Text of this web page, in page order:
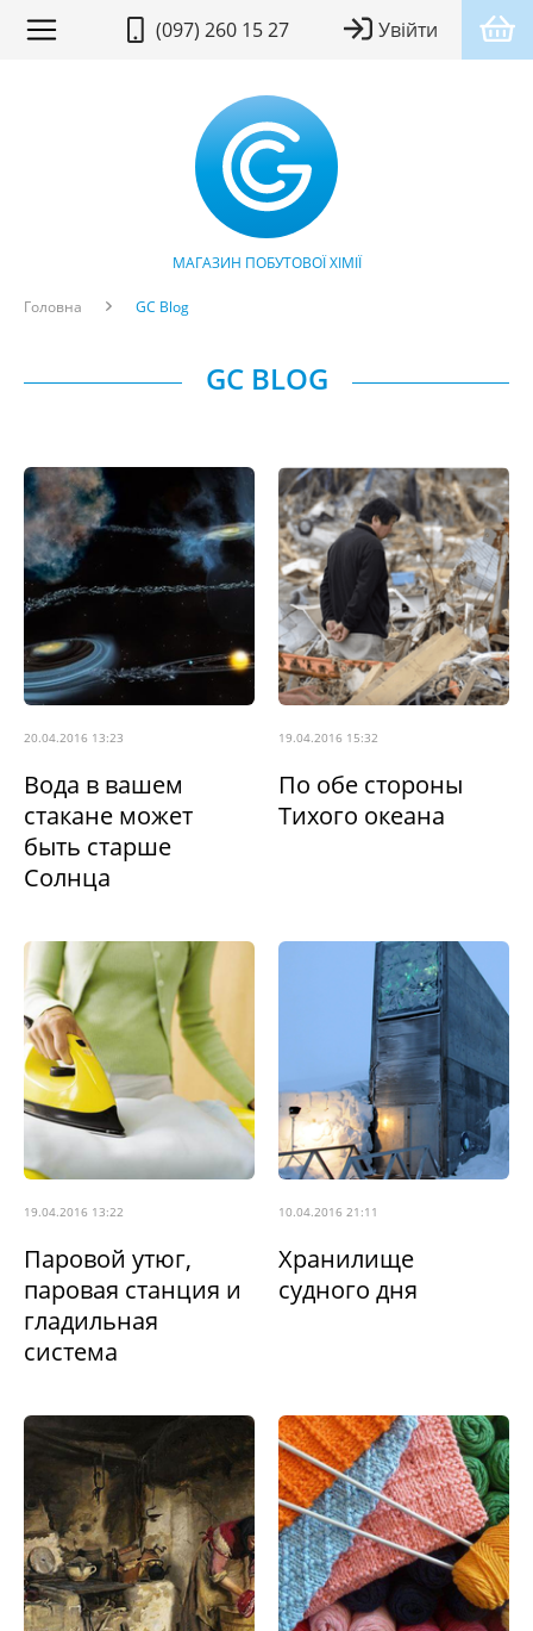
(097) 260 15 27 Увійти
МАГАЗИН ПОБУТОВОЇ ХІМІЇ
Головна GC Blog
GC BLOG
20.04.2016 13:23
Вода в вашем
стакане может
быть старше
Солнца
19.04.2016 15:32
По обе стороны
Тихого океана
19.04.2016 13:22
Паровой утюг,
паровая станция и
гладильная
система
10.04.2016 21:11
Хранилище
судного дня